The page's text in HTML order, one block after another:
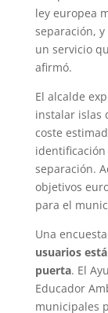
ley europea
separación,
un servicio
afirmó.
El alcalde
instalar islas
coste
separación.
objetivos
para el
Una
usuarios
puerta. El
Educador
municipales